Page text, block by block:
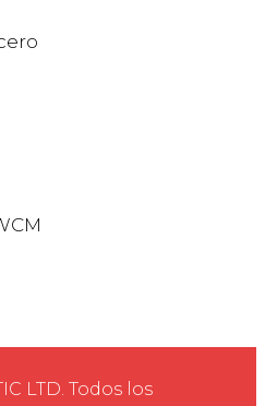
LTD. Todos los